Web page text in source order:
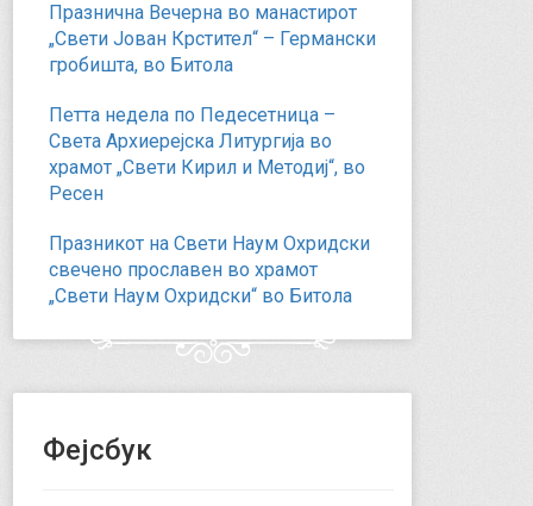
Празнична Вечерна во манастирот
„Свети Јован Крстител“ – Германски
гробишта, во Битола
Петта недела по Педесетница –
Света Архиерејска Литургија во
храмот „Свети Кирил и Методиј“, во
Ресен
Празникот на Свети Наум Охридски
свечено прославен во храмот
„Свети Наум Охридски“ во Битола
Фејсбук